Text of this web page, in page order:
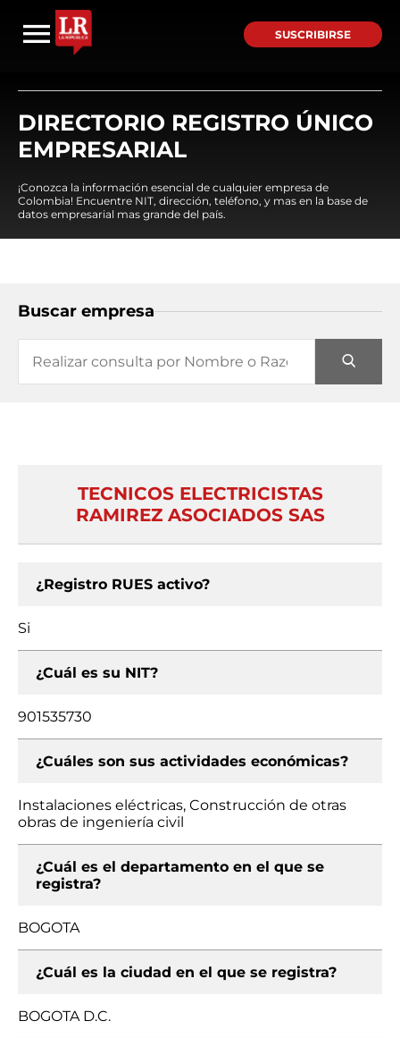
SUSCRIBIRSE
DIRECTORIO REGISTRO ÚNICO
EMPRESARIAL
¡Conozca la información esencial de cualquier empresa de
Colombia! Encuentre NIT, dirección, teléfono, y mas en la base de
datos empresarial mas grande del país.
Buscar empresa
TECNICOS ELECTRICISTAS
RAMIREZ ASOCIADOS SAS
¿Registro RUES activo?
Si
¿Cuál es su NIT?
901535730
¿Cuáles son sus actividades económicas?
Instalaciones eléctricas, Construcción de otras
obras de ingeniería civil
¿Cuál es el departamento en el que se
registra?
BOGOTA
¿Cuál es la ciudad en el que se registra?
BOGOTA D.C.